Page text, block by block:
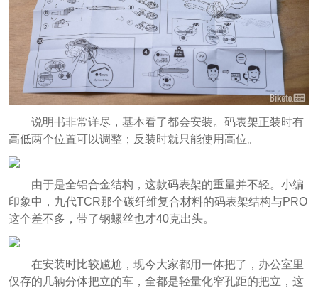
说明书非常详尽，基本看了都会安装。码表架正装时有
高低两个位置可以调整；反装时就只能使用高位。
由于是全铝合金结构，这款码表架的重量并不轻。小编
印象中，九代TCR那个碳纤维复合材料的码表架结构与PRO
这个差不多，带了钢螺丝也才40克出头。
在安装时比较尴尬，现今大家都用一体把了，办公室里
仅存的几辆分体把立的车，全都是轻量化窄孔距的把立，这